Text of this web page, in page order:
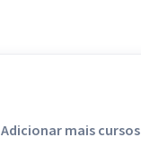
Adicionar mais cursos